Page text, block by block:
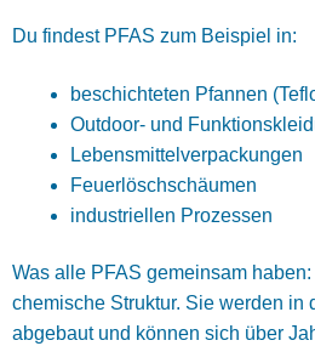
Du findest PFAS zum Beispiel in:
beschichteten Pfannen
Outdoor- und
Lebensmittelverpackungen
Feuerlöschschäumen
industriellen Prozessen
Was alle PFAS gemeinsam
chemische Struktur. Sie werden in
abgebaut und können sich über